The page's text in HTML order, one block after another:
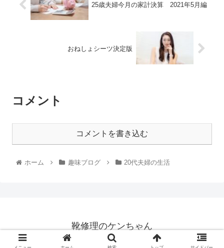
25歳夫婦今月の家計決算 2021年5月編
おねしょシーツ決定版
コメント
コメントを書き込む
ホーム 趣味ブログ 20代夫婦の生活
靴修理のケンちゃん
© 2021 靴修理のケンちゃん.